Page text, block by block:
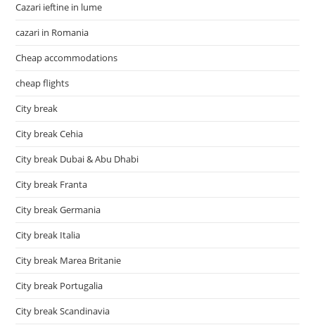
Cazari ieftine in lume
cazari in Romania
Cheap accommodations
cheap flights
City break
City break Cehia
City break Dubai & Abu Dhabi
City break Franta
City break Germania
City break Italia
City break Marea Britanie
City break Portugalia
City break Scandinavia